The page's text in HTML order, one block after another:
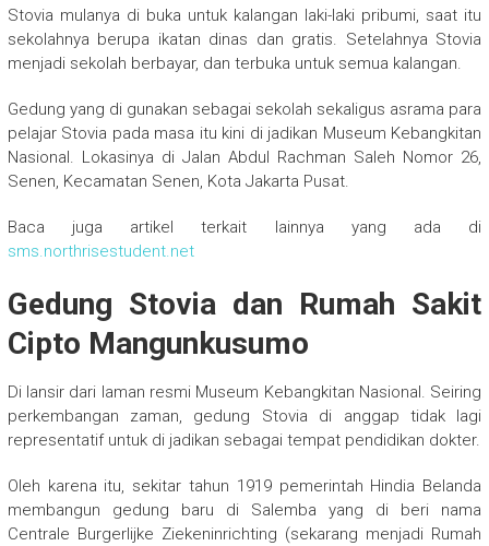
Stovia mulanya di buka untuk kalangan laki-laki pribumi, saat itu
sekolahnya berupa ikatan dinas dan gratis. Setelahnya Stovia
menjadi sekolah berbayar, dan terbuka untuk semua kalangan.
Gedung yang di gunakan sebagai sekolah sekaligus asrama para
pelajar Stovia pada masa itu kini di jadikan Museum Kebangkitan
Nasional. Lokasinya di Jalan Abdul Rachman Saleh Nomor 26,
Senen, Kecamatan Senen, Kota Jakarta Pusat.
Baca juga artikel terkait lainnya yang ada di
sms.northrisestudent.net
Gedung Stovia dan Rumah Sakit
Cipto Mangunkusumo
Di lansir dari laman resmi Museum Kebangkitan Nasional. Seiring
perkembangan zaman, gedung Stovia di anggap tidak lagi
representatif untuk di jadikan sebagai tempat pendidikan dokter.
Oleh karena itu, sekitar tahun 1919 pemerintah Hindia Belanda
membangun gedung baru di Salemba yang di beri nama
Centrale Burgerlijke Ziekeninrichting (sekarang menjadi Rumah